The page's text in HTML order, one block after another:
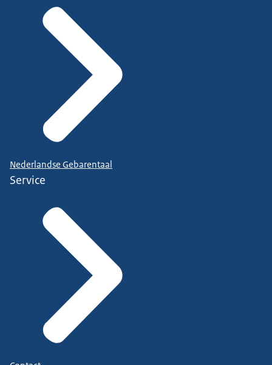
Nederlandse Gebarentaal
Service